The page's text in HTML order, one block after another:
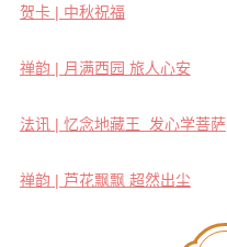
贺卡 | 中秋祝福
禅韵 | 月满西园 旅人心安
法讯 | 忆念地藏王 发心学菩萨
禅韵 | 芦花飘飘 超然出尘